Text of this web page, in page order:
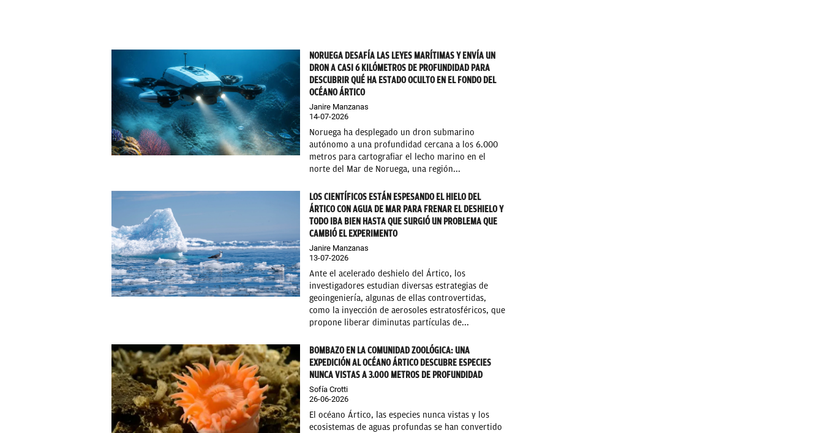
NORUEGA DESAFÍA LAS LEYES MARÍTIMAS Y ENVÍA UN
DRON A CASI 6 KILÓMETROS DE PROFUNDIDAD PARA
DESCUBRIR QUÉ HA ESTADO OCULTO EN EL FONDO DEL
OCÉANO ÁRTICO
Janire Manzanas
14-07-2026
Noruega ha desplegado un dron submarino
autónomo a una profundidad cercana a los 6.000
metros para cartografiar el lecho marino en el
norte del Mar de Noruega, una región...
LOS CIENTÍFICOS ESTÁN ESPESANDO EL HIELO DEL
ÁRTICO CON AGUA DE MAR PARA FRENAR EL DESHIELO Y
TODO IBA BIEN HASTA QUE SURGIÓ UN PROBLEMA QUE
CAMBIÓ EL EXPERIMENTO
Janire Manzanas
13-07-2026
Ante el acelerado deshielo del Ártico, los
investigadores estudian diversas estrategias de
geoingeniería, algunas de ellas controvertidas,
como la inyección de aerosoles estratosféricos, que
propone liberar diminutas partículas de...
BOMBAZO EN LA COMUNIDAD ZOOLÓGICA: UNA
EXPEDICIÓN AL OCÉANO ÁRTICO DESCUBRE ESPECIES
NUNCA VISTAS A 3.000 METROS DE PROFUNDIDAD
Sofía Crotti
26-06-2026
El océano Ártico, las especies nunca vistas y los
ecosistemas de aguas profundas se han convertido